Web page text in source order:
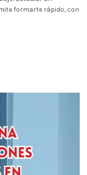
formarte rápido, con